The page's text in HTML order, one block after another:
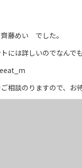
藤めい でした。
には詳しいのでなん
相談のりますので、お